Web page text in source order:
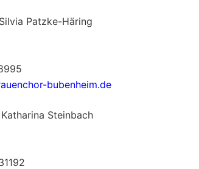
Patzke-Häring
bubenheim.de
Steinbach